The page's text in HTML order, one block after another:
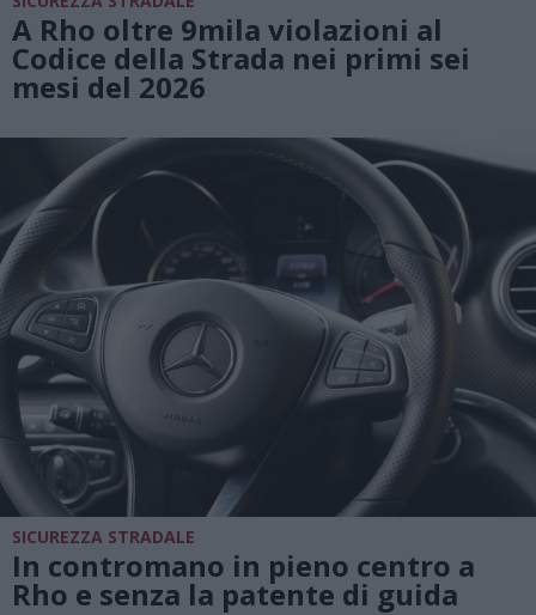
A Rho oltre 9mila violazioni al
Codice della Strada nei primi sei
mesi del 2026
SICUREZZA STRADALE
In contromano in pieno centro a
Rho e senza la patente di guida